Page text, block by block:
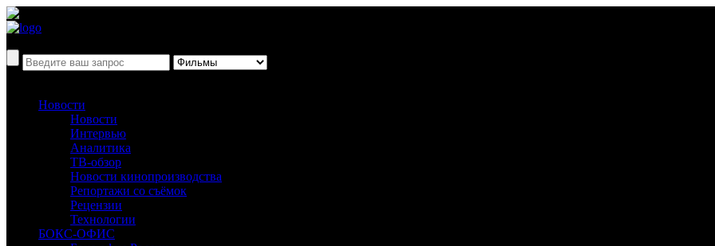
Новости
Новости
Интервью
Аналитика
ТВ-обзор
Новости кинопроизводства
Репортажи со съёмок
Рецензии
Технологии
БОКС-ОФИС